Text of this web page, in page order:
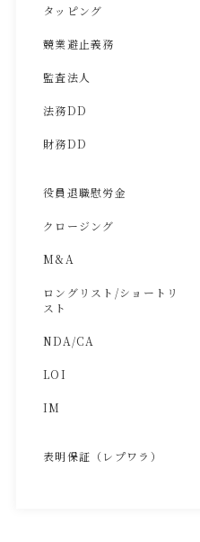
タッピング
競業避止義務
監査法人
法務DD
財務DD
役員退職慰労金
クロージング
M&A
ロングリスト/ショートリ
スト
NDA/CA
LOI
IM
表明保証（レプワラ）